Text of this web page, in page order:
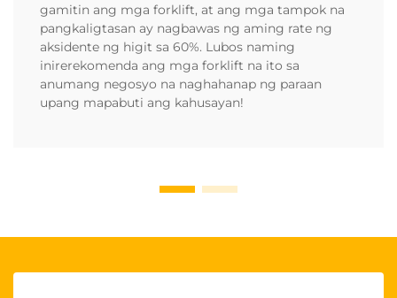
gamitin ang mga forklift, at ang mga tampok na
pangkaligtasan ay nagbawas ng aming rate ng
aksidente ng higit sa 60%. Lubos naming
inirerekomenda ang mga forklift na ito sa
anumang negosyo na naghahanap ng paraan
upang mapabuti ang kahusayan!